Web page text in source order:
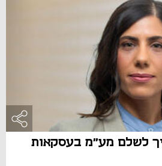
לשלם מע"מ בעסקאות